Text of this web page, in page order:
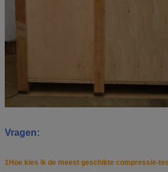
Vragen:
1Hoe kies ik de meest geschikte compressie-